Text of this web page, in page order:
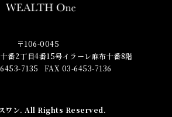
〒106-0045
番2丁目4番15号イラーレ麻布十番8階
7135
FAX 03-6453-7136
ワン. All Rights Reserved.